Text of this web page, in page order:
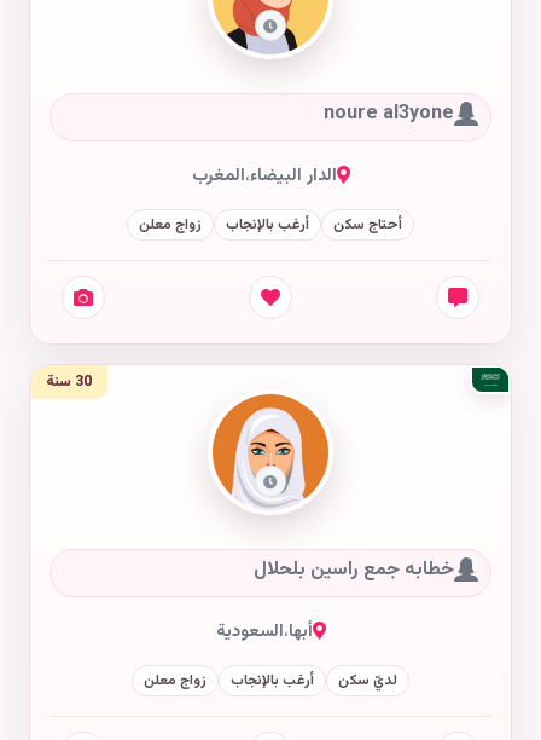
noure al3yone
الدار البيضاء،المغرب
أحتاج سكن أرغب بالإنجاب زواج معلن
30 سنة
خطابه جمع راسين بلحلال
أبها،السعودية
لديّ سكن أرغب بالإنجاب زواج معلن